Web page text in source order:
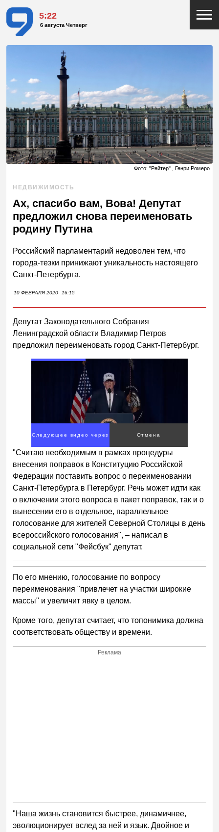
5:22
6 августа Четверг
Фото: "Рейтер" , Генри Ромеро
НЕДВИЖИМОСТЬ
Ах, спасибо вам, Вова! Депутат
предложил снова переименовать
родину Путина
Российский парламентарий недоволен тем, что
города-тезки принижают уникальность настоящего
Санкт-Петербурга.
10 ФЕВРАЛЯ 2020 16:15
Депутат Законодательного Собрания
Ленинградской области Владимир Петров
предложил переименовать город Санкт-Петербург.
Следующее видео через
4
Отмена
"Считаю необходимым в рамках процедуры
внесения поправок в Конституцию Российской
Федерации поставить вопрос о переименовании
Санкт-Петербурга в Петербург. Речь может идти как
о включении этого вопроса в пакет поправок, так и о
вынесении его в отдельное, параллельное
голосование для жителей Северной Столицы в день
всероссийского голосования", – написал в
социальной сети "Фейсбук" депутат.
По его мнению, голосование по вопросу
переименования "привлечет на участки широкие
массы" и увеличит явку в целом.
Кроме того, депутат считает, что топонимика должна
соответствовать обществу и времени.
Реклама
"Наша жизнь становится быстрее, динамичнее,
эволюционирует вслед за ней и язык. Двойное и